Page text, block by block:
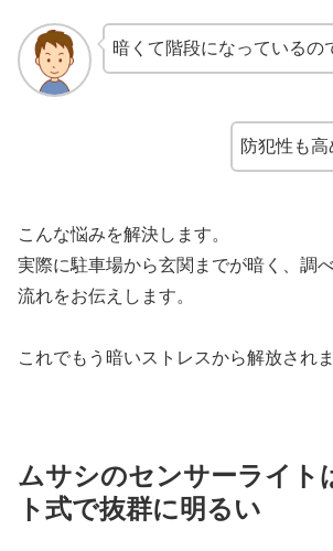
暗くて階段になっているの
防犯性も高
こんな悩みを解決します。
実際に駐車場から玄関までが暗く、調
流れをお伝えします。
これでもう暗いストレスから解放されま
ムサシのセンサーライト
ト式で抜群に明るい